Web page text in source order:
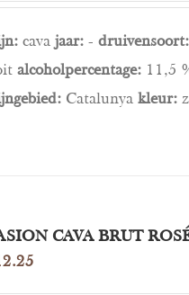
cavajaar: -druivensoort:
alcoholpercentage: 11,5
Catalunyakleur:
CAVA BRUT